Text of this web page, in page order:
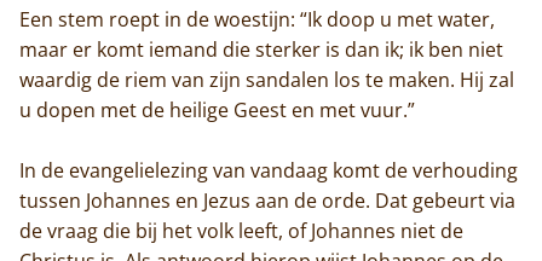
Een stem roept in de woestijn: “Ik doop u met water,
maar er komt iemand die sterker is dan ik; ik ben niet
waardig de riem van zijn sandalen los te maken. Hij zal
u dopen met de heilige Geest en met vuur.”
In de evangelielezing van vandaag komt de verhouding
tussen Johannes en Jezus aan de orde. Dat gebeurt via
de vraag die bij het volk leeft, of Johannes niet de